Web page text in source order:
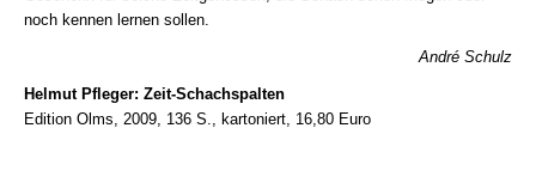
noch kennen lernen sollen.
André Schulz
Helmut Pfleger: Zeit-Schachspalten
Edition Olms, 2009, 136 S., kartoniert, 16,80 Euro